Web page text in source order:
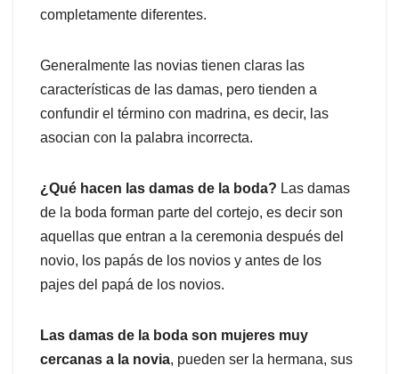
completamente diferentes.
Generalmente las novias tienen claras las
características de las damas, pero tienden a
confundir el término con madrina, es decir, las
asocian con la palabra incorrecta.
¿Qué hacen las damas de la boda? Las damas
de la boda forman parte del cortejo, es decir son
aquellas que entran a la ceremonia después del
novio, los papás de los novios y antes de los
pajes del papá de los novios.
Las damas de la boda son mujeres muy
cercanas a la novia, pueden ser la hermana, sus